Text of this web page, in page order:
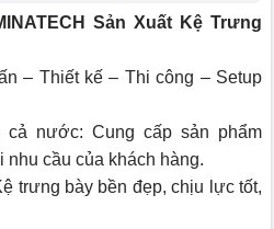
Sản Xuất Kệ Trưng
– Thiết kế – Thi công – Setup
cả nước: Cung cấp sản phẩm
nhu cầu của khách hàng.
trưng bày bền đẹp, chịu lực tốt,